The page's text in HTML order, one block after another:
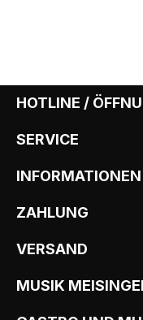
HOTLINE /
SERVICE
INFORMATIONEN
ZAHLUNG
VERSAND
MUSIK